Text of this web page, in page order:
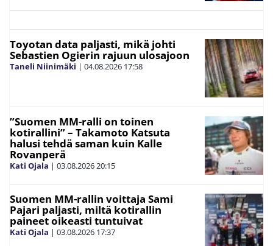
Toyotan data paljasti, mikä johti
Sebastien Ogierin rajuun ulosajoon
Taneli Niinimäki | 04.08.2026 17:58
”Suomen MM-ralli on toinen
kotirallini” – Takamoto Katsuta
halusi tehdä saman kuin Kalle
Rovanperä
Kati Ojala | 03.08.202620:15
Suomen MM-rallin voittaja Sami
Pajari paljasti, miltä kotirallin
paineet oikeasti tuntuivat
Kati Ojala | 03.08.2026 17:37